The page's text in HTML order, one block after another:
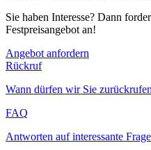
Sie haben Interesse? Dann
Festpreisangebot an!
Angebot anfordern
Rückruf
Wann dürfen wir Sie
FAQ
Antworten auf interessante